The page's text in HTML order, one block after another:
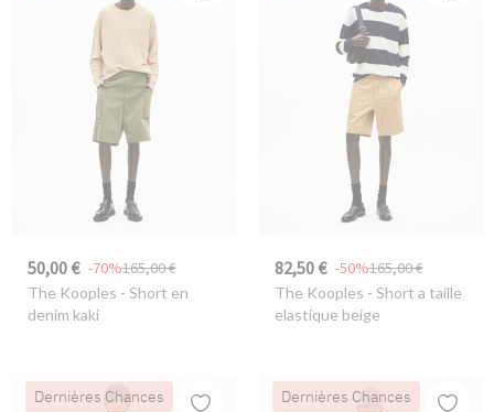
50,00 € 165,00 €
-70%
The Kooples - Short en
denim kaki
82,50 € 165,00 €
-50%
The Kooples - Short a taille
elastique beige
Dernières Chances Dernières Chances